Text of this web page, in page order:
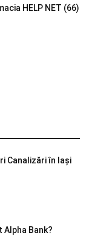
HELP NET (66)
Canalizări în Iași
Bank?